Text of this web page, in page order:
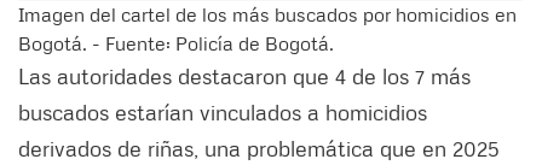
Imagen del cartel de los más buscados por homicidios en
Bogotá. - Fuente: Policía de Bogotá.
Las autoridades destacaron que 4 de los 7 más
buscados estarían vinculados a homicidios
derivados de riñas, una problemática que en 2025